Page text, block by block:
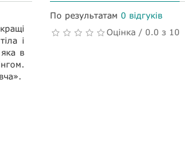
і
в
По результатам 0 відгуків
Оцінка / 0.0 з 10